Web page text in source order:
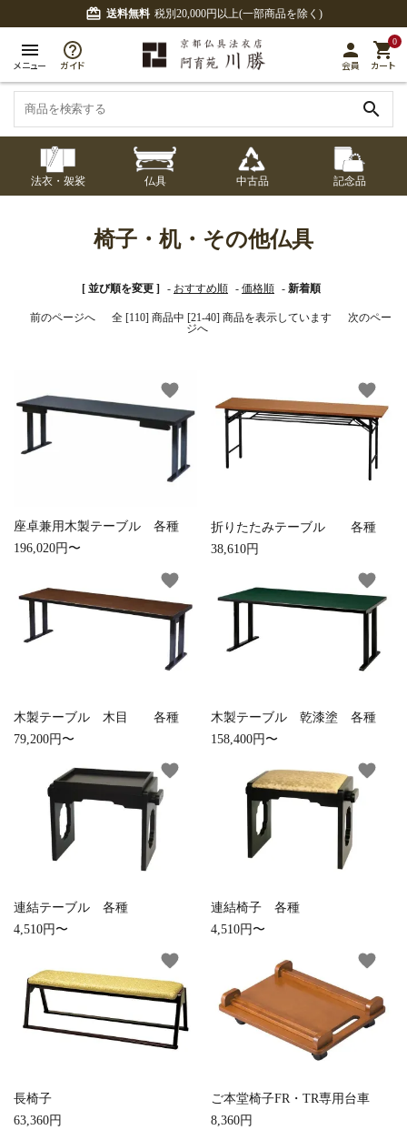
card_giftcard 送料無料 税別20,000円以上(一部商品を除く)
menu
メニュー ガイド
person
会員
0
shopping_cart
カート
search
七条袈裟
五条袈裟
黒衣・直綴
法衣・袈裟
七条袈裟 修多羅
五条袈裟 色衣・裳附
式章・略肩衣
法衣かばん・中啓半
記念品
ふくさ・風呂敷
中啓・扇子 収納
仏具
御本尊・御掛軸 宮殿・厨子・須弥壇
卓類・常香盤・礼盤 天蓋・瓔珞・吊金具
土香炉・香炉台・香
盒
打敷・礼盤打敷・下
戸帳・華鬘
幕・旗
山号額・寄進額・定
欄間・障子・襖・翠
喚鐘・梵鐘・銅像
掲示板・屋外用品・
納骨壇 御香・線香
お手入れ用品
中古品
中古品 アウトレット
椅子・机・その他仏具
[ 並び順を変更 ] - おすすめ順 - 価格順 - 新着順
前のページへ 全 [110] 商品中 [21-40] 商品を表示しています
次のペー
ジへ
座卓兼用木製テーブル 各種
196,020円〜
favorite
折りたたみテーブル 各種
38,610円
favorite
木製テーブル 木目 各種
79,200円〜
favorite
木製テーブル 乾漆塗 各種
158,400円〜
favorite
連結テーブル 各種
4,510円〜
favorite
連結椅子 各種
4,510円〜
favorite
長椅子
63,360円
favorite
ご本堂椅子FR・TR専用台車
8,360円
favorite